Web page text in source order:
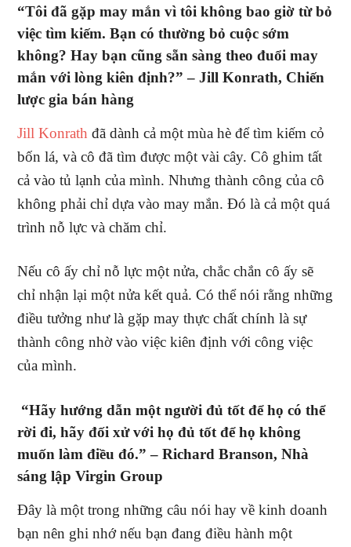
“Tôi đã gặp may mắn vì tôi không bao giờ từ bỏ
việc tìm kiếm. Bạn có thường bỏ cuộc sớm
không? Hay bạn cũng sẵn sàng theo đuổi may
mắn với lòng kiên định?” –Jill Konrath, Chiến
lược gia bán hàng
Jill Konrath đã dành cả một mùa hè để tìm kiếm cỏ
bốn lá, và cô đã tìm được một vài cây. Cô ghim tất
cả vào tủ lạnh của mình. Nhưng thành công của cô
không phải chỉ dựa vào may mắn. Đó là cả một quá
trình nỗ lực và chăm chỉ.
Nếu cô ấy chỉ nỗ lực một nửa, chắc chắn cô ấy sẽ
chỉ nhận lại một nửa kết quả. Có thể nói rằng những
điều tưởng như là gặp may thực chất chính là sự
thành công nhờ vào việc kiên định với công việc
của mình.
“Hãy hướng dẫn một người đủ tốt để họ có thể
rời đi, hãy đối xử với họ đủ tốt để họ không
muốn làm điều đó.” –Richard Branson, Nhà
sáng lập Virgin Group
Đây là một trong những câu nói hay về kinh doanh
bạn nên ghi nhớ nếu bạn đang điều hành một